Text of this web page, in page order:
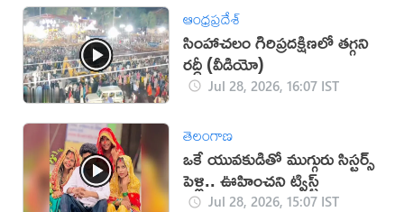
ఆంధ్రప్రదేశ్
సింహాచలం గిరిప్రదక్షిణలో తగ్గని
రద్దీ (వీడియో)
Jul 28, 2026, 16:07 IST
తెలంగాణ
ఒకే యువకుడితో ముగ్గురు సిస్టర్స్
పెళ్లి.. ఊహించని ట్విస్ట్
Jul 28, 2026, 15:07 IST